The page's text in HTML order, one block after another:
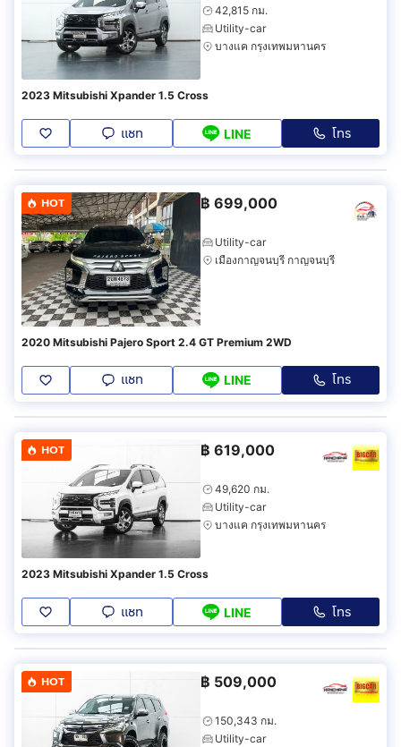
42,815 กม.
Utility-car
บางแค กรุงเทพมหานคร
2023 Mitsubishi Xpander 1.5 Cross
แชท LINE โทร
HOT ฿ 699,000
Utility-car
เมืองกาญจนบุรี กาญจนบุรี
2020 Mitsubishi Pajero Sport 2.4 GT Premium 2WD
แชท LINE โทร
HOT ฿ 619,000
49,620 กม.
Utility-car
บางแค กรุงเทพมหานคร
2023 Mitsubishi Xpander 1.5 Cross
แชท LINE โทร
HOT ฿ 509,000
150,343 กม.
Utility-car